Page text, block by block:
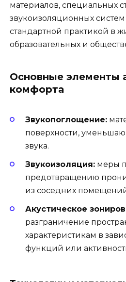
материалов, специальных
звукоизоляционных систем
стандартной практикой в
образовательных и
Основные элементы
комфорта
Звукопоглощение:
поверхности,
звука.
Звукоизоляция: меры
предотвращению
из соседних
Акустическое
разграничение
характеристикам в
функций или